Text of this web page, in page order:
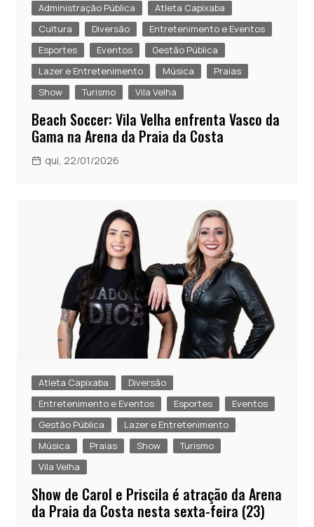
Administração Pública
Atleta Capixaba
Cultura
Diversão
Entretenimento e Eventos
Esportes
Eventos
Gestão Pública
Lazer e Entretenimento
Música
Praias
Show
Turismo Vila Velha
Beach Soccer: Vila Velha enfrenta Vasco da
Gama na Arena da Praia da Costa
qui, 22/01/2026
Atleta Capixaba
Diversão
Entretenimento e Eventos
Esportes
Eventos
Gestão Pública
Lazer e Entretenimento
Música
Praias Show
Turismo
Vila Velha
Show de Carol e Priscila é atração da Arena
da Praia da Costa nesta sexta-feira (23)